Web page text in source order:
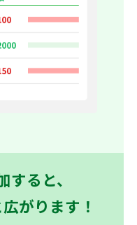
ると、
がります！